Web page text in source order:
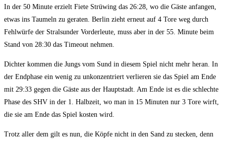
In der 50 Minute erzielt Fiete Strüwing das 26:28, wo die Gäste anfangen,
etwas ins Taumeln zu geraten. Berlin zieht erneut auf 4 Tore weg durch
Fehlwürfe der Stralsunder Vorderleute, muss aber in der 55. Minute beim
Stand von 28:30 das Timeout nehmen.
Dichter kommen die Jungs vom Sund in diesem Spiel nicht mehr heran. In
der Endphase ein wenig zu unkonzentriert verlieren sie das Spiel am Ende
mit 29:33 gegen die Gäste aus der Hauptstadt. Am Ende ist es die schlechte
Phase des SHV in der 1. Halbzeit, wo man in 15 Minuten nur 3 Tore wirft,
die sie am Ende das Spiel kosten wird.
Trotz aller dem gilt es nun, die Köpfe nicht in den Sand zu stecken, denn